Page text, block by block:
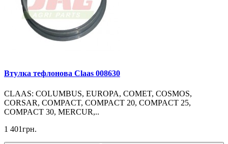
Втулка тефлонова Claas 008630
CLAAS: COLUMBUS, EUROPA, COMET, COSMOS,
CORSAR, COMPACT, COMPACT 20, COMPACT 25,
COMPACT 30, MERCUR,..
1 401грн.